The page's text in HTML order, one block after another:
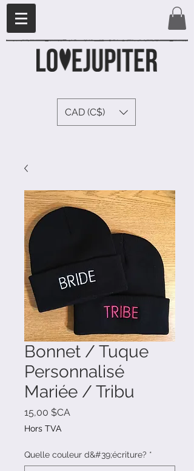
CAD (C$)
Bonnet / Tuque
Personnalisé
Mariée / Tribu
15,00 $CA
Hors TVA
Quelle couleur d&#39;écriture? *